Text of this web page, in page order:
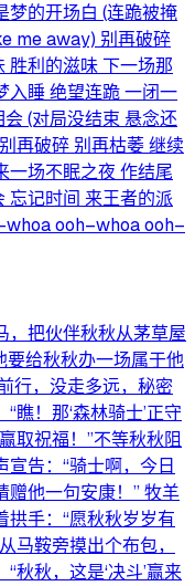
梦的开场白 (连跪被掩
me away) 别再破碎
胜利的滋味 下一场那
入睡 绝望连跪 一闭一
(对局没结束 悬念还
再破碎 别再枯萎 继续
一场不眠之夜 作结尾
忘记时间 来王者的派
ooh–whoa ooh–
，把伙伴秋秋从茅草屋
给秋秋办一场属于他
行，没走多远，秘密
瞧！那‘森林骑士’正守
取祝福！”不等秋秋阻
告：“骑士啊，今日
赠他一句安康！” 牧羊
手：“愿秋秋岁岁有
马鞍旁摸出个布包，
秋秋，这是‘决斗’赢来